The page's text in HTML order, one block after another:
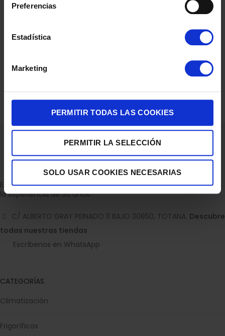
Preferencias
Estadística
Marketing
PERMITIR TODAS LAS COOKIES
PERMITIR LA SELECCIÓN
SOLO USAR COOKIES NECESARIAS
CAFETERA ITALIANA BIALETTI 3T MOKA EXCLUSIVE GREN
38,90€
Empresa dedicada a la venta de accesorios para el hogar con
la experiencia de 36 años.
C/ ALBERTO GRAY PEINADO 11 BAJO 30850, TOTANA. Descubre
todas nuestras tiendas
Escríbenos en WhatsApp
CATEGORÍAS
Climatización
Frigoríficos